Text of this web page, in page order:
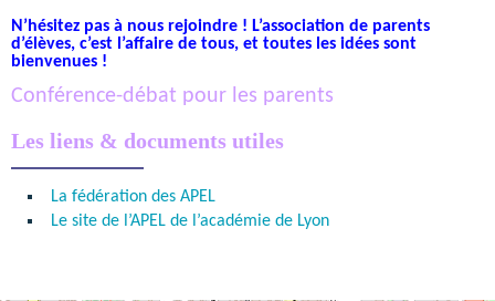
N’hésitez pas à nous rejoindre ! L’association de parents
d’élèves, c’est l’affaire de tous, et toutes les idées sont
bienvenues !
Conférence-débat pour les parents
Les liens & documents utiles
La fédération des APEL
Le site de l’APEL de l’académie de Lyon